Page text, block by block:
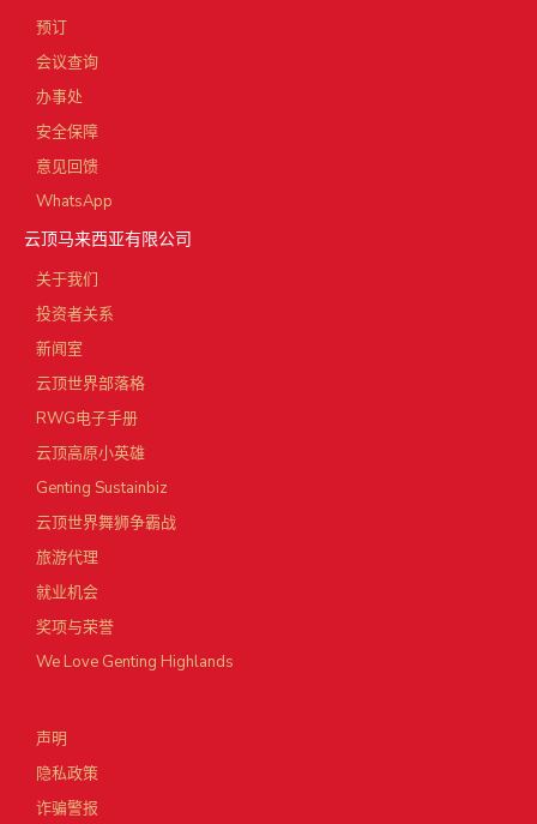
预订
会议查询
办事处
安全保障
意见回馈
WhatsApp
云顶马来西亚有限公司
关于我们
投资者关系
新闻室
云顶世界部落格
RWG电子手册
云顶高原小英雄
Genting Sustainbiz
云顶世界舞狮争霸战
旅游代理
就业机会
奖项与荣誉
We Love Genting Highlands
声明
隐私政策
诈骗警报